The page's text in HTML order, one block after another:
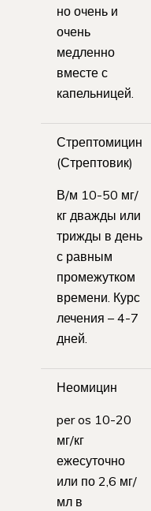
но очень и
очень
медленно
вместе с
капельницей.
Стрептомицин
(Стрептовик)
В/м 10-50 мг/
кг дважды или
трижды в день
с равным
промежутком
времени. Курс
лечения – 4-7
дней.
Неомицин
per os 10-20
мг/кг
ежесуточно
или по 2,6 мг/
мл в